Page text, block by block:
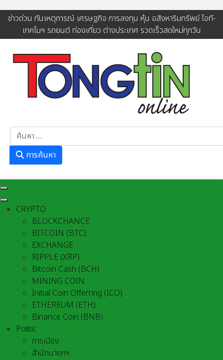
ข่าวด่วน ทันเหตุการณ์ เศรษฐกิจ การลงทุน หุ้น อสังหาริมทรัพย์ ไอที-
เทคโนฯ รถยนต์ ท่องเที่ยว ต่างประเทศ รวดเร็วสดใหม่ทุกวัน
การค้นหา
CRYPTO
BLOCKCHANCE
BITCOIN (BTC)
EXCHANGE
RIPPLE (XRP)
Bitcoin Cash (BCH)
MINING COIN
Initial Coin Offerring (ICO)
ETHEREUM (ETH)
Binance Coin (BNB)
Politic
การเมือง
สำนักนายกฯ